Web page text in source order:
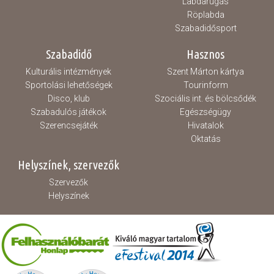
Röplabda
Szabadidősport
Szabadidő
Kulturális intézmények
Sportolási lehetőségek
Disco, klub
Szabadulós játékok
Szerencsejáték
Hasznos
Szent Márton kártya
Tourinform
Szociális int. és bölcsődék
Egészségügy
Hivatalok
Oktatás
Helyszínek, szervezők
Szervezők
Helyszínek